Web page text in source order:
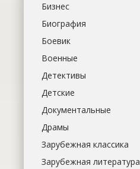
Бизнес
Биография
Боевик
Военные
Детективы
Детские
Документальные
Драмы
Зарубежная классика
Зарубежная литература